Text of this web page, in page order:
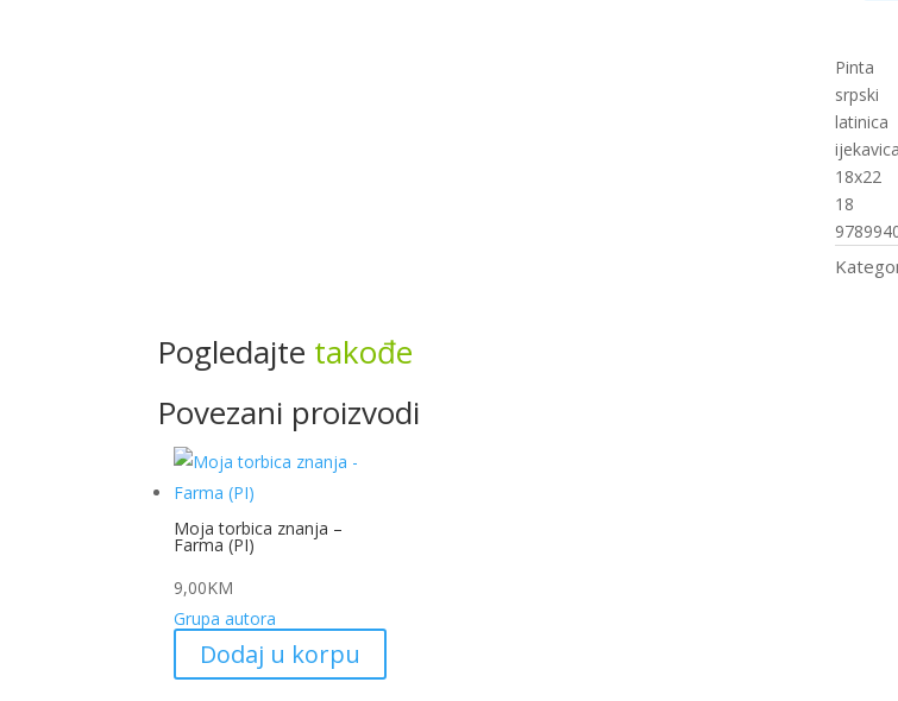
riječi
-
Farma
(PI)
količina
Pinta
srpski
latinica
ijekavica
18x22
18
Pogledajte takođe
Povezani proizvodi
Moja torbica znanja –
Farma (PI)
9,00KM
Grupa autora
Dodaj u korpu